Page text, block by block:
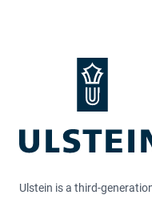
Ulstein is a third-